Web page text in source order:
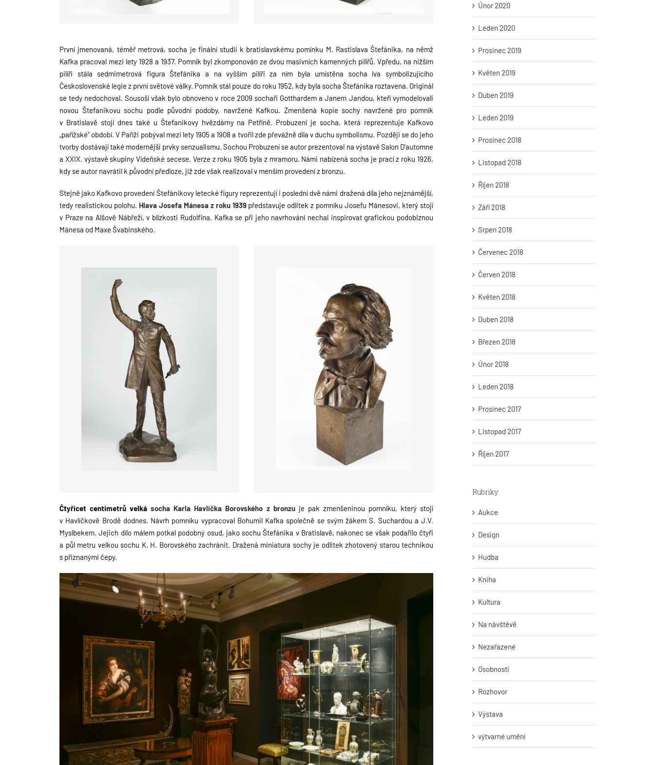
První jmenovaná, téměř metrová, socha je finální studií k bratislavskému pomínku M. Rastislava Štefánika, na němž
Kafka pracoval mezi lety 1928 a 1937. Pomník byl zkomponován ze dvou masivních kamenných pilířů. Vpředu, na nižším
pilíři stála sedmimetrová figura Štefánika a na vyšším pilíři za ním byla umístěna socha lva symbolizujícího
Československé legie z první světové války. Pomník stál pouze do roku 1952, kdy byla socha Štefánika roztavena. Originál
se tedy nedochoval. Sousoší však bylo obnoveno v roce 2009 sochaři Gotthardem a Janem Jandou, kteří vymodelovali
novou Štefanikovu sochu podle původní podoby, navržené Kafkou. Zmenšená kopie sochy navržené pro pomník
v Bratislavě stojí dnes také u Štefanikovy hvězdárny na Petříně. Probuzení je socha, která reprezentuje Kafkovo
„pařížské“ období. V Paříži pobýval mezi lety 1905 a 1908 a tvořil zde převážně díla v duchu symbolismu. Později se do jeho
tvorby dostávají také modernější prvky senzualismu. Sochou Probuzení se autor prezentoval na výstavě Salon D’automne
a XXIX. výstavě skupiny Vídeňské secese. Verze z roku 1905 byla z mramoru. Námi nabízená socha je prací z roku 1926,
kdy se autor navrátil k původní předloze, již zde však realizoval v menším provedení z bronzu.
Stejně jako Kafkovo provedení Štefánikovy letecké figury reprezentují i poslední dvě námi dražená díla jeho nejznámější,
tedy realistickou polohu. Hlava Josefa Mánesa z roku 1939představuje odlitek z pomníku Josefu Mánesovi, který stojí
v Praze na Alšově Nábřeží,v blízkosti Rudolfina. Kafka se při jeho navrhování nechal inspirovat grafickou podobiznou
Mánesa od Maxe Švabinského.
Čtyřicet centimetrů velkásocha Karla Havlíčka Borovského z bronzuje pak zmenšeninou pomníku, který stojí
v Havlíčkově Brodě dodnes. Návrh pomníku vypracoval Bohumil Kafka společně se svým žákem S. Suchardou a J.V.
Myslbekem. Jejich dílo málem potkal podobný osud, jako sochu Štefánika v Bratislavě, nakonec se však podařilo čtyři
a půl metru velkou sochu K. H. Borovského zachránit. Dražená miniatura sochy je odlitek zhotovený starou technikou
s přiznanými čepy.
Únor 2020
Leden 2020
Prosinec 2019
Květen 2019
Duben 2019
Leden 2019
Prosinec 2018
Listopad 2018
Říjen 2018
Září 2018
Srpen 2018
Červenec 2018
Červen 2018
Květen 2018
Duben 2018
Březen 2018
Únor 2018
Leden 2018
Prosinec 2017
Listopad 2017
Říjen 2017
Rubriky
Aukce
Design
Hudba
Kniha
Kultura
Na návštěvě
Nezařazené
Osobnosti
Rozhovor
Výstava
výtvarné umění